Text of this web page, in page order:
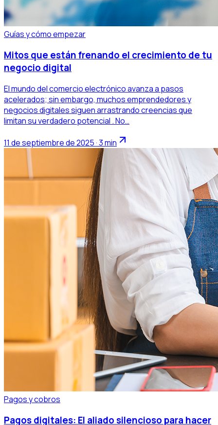
Guías y cómo empezar
Mitos que están frenando el crecimiento de tu
negocio digital
El mundo del comercio electrónico avanza a pasos
acelerados; sin embargo, muchos emprendedores y
negocios digitales siguen arrastrando creencias que
limitan su verdadero potencial . No…
11 de septiembre de 2025 · 3 min
Pagos y cobros
Pagos digitales: El aliado silencioso para hacer